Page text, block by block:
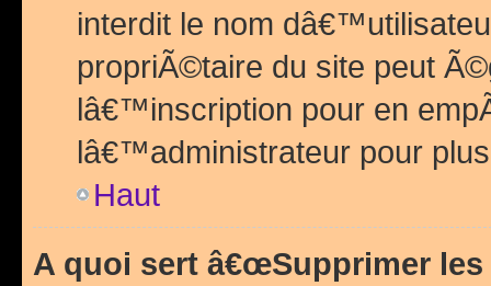
interdit le nom
propriÃ©taire du site peut
lâ€™inscription pour en
lâ€™administrateur pour
Haut
A quoi sert â€œSupprimer les